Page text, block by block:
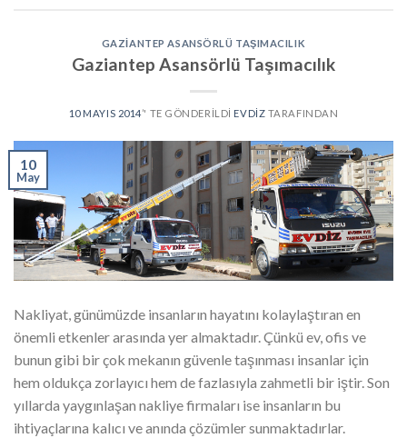
GAZIANTEP ASANSÖRLÜ TAŞIMACILIK
Gaziantep Asansörlü Taşımacılık
10 MAYIS 2014’' TE GÖNDERILDI EVDIZ TARAFINDAN
10
May
Nakliyat, günümüzde insanların hayatını kolaylaştıran en
önemli etkenler arasında yer almaktadır. Çünkü ev, ofis ve
bunun gibi bir çok mekanın güvenle taşınması insanlar için
hem oldukça zorlayıcı hem de fazlasıyla zahmetli bir iştir. Son
yıllarda yaygınlaşan nakliye firmaları ise insanların bu
ihtiyaçlarına kalıcı ve anında çözümler sunmaktadırlar.